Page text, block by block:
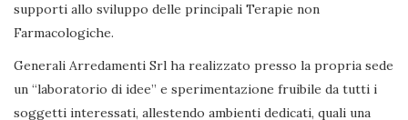
supporti allo sviluppo delle principali Terapie non
Farmacologiche.
Generali Arredamenti Srl ha realizzato presso la propria sede
un “laboratorio di idee” e sperimentazione fruibile da tutti i
soggetti interessati, allestendo ambienti dedicati, quali una